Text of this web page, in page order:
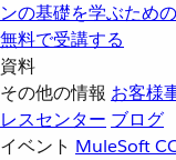
ンの基礎を学ぶため
無料で受講する
資料
その他の情報 お客様
レスセンター ブログ
イベント MuleSoft